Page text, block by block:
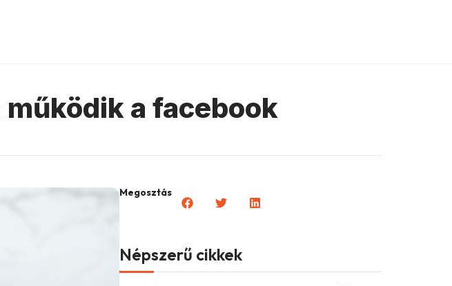
a facebook
Megosztás
Népszerű cikkek